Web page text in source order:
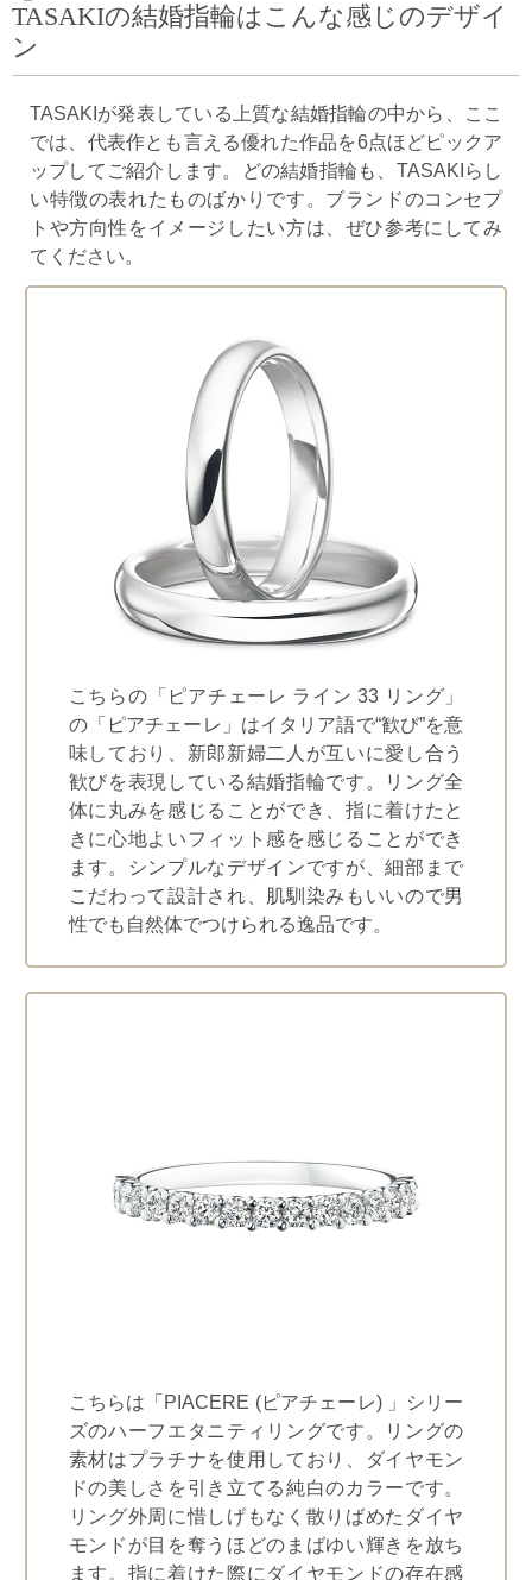
TASAKIの結婚指輪はこんな感じのデザイ
ン
TASAKIが発表している上質な結婚指輪の中から、ここ
では、代表作とも言える優れた作品を6点ほどピックア
ップしてご紹介します。どの結婚指輪も、TASAKIらし
い特徴の表れたものばかりです。ブランドのコンセプ
トや方向性をイメージしたい方は、ぜひ参考にしてみ
てください。
こちらの「ピアチェーレ ライン 33 リング」
の「ピアチェーレ」はイタリア語で“歓び”を意
味しており、新郎新婦二人が互いに愛し合う
歓びを表現している結婚指輪です。リング全
体に丸みを感じることができ、指に着けたと
きに心地よいフィット感を感じることができ
ます。シンプルなデザインですが、細部まで
こだわって設計され、肌馴染みもいいので男
性でも自然体でつけられる逸品です。
こちらは「PIACERE (ピアチェーレ) 」シリー
ズのハーフエタニティリングです。リングの
素材はプラチナを使用しており、ダイヤモン
ドの美しさを引き立てる純白のカラーです。
リング外周に惜しげもなく散りばめたダイヤ
モンドが目を奪うほどのまばゆい輝きを放ち
ます。指に着けた際にダイヤモンドの存在感